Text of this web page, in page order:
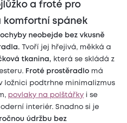
a froté pro
komfortní spánek
neobejde bez vkusně
Tvoří jej hřejivá, měkká a
tkanina, která se skládá z
Froté prostěradlo má
ložnici podtrhne minimalizmus
povlaky na polštářky i se
interiér. Snadno si je
údržbu bez